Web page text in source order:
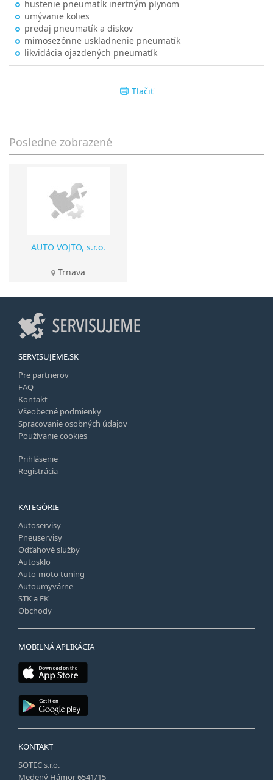
hustenie pneumatík inertným plynom
umývanie kolies
predaj pneumatík a diskov
mimosezónne uskladnenie pneumatík
likvidácia ojazdených pneumatík
Tlačiť
Posledne zobrazené
AUTO VOJTO, s.r.o.
Trnava
SERVISUJEME.SK
Pre partnerov
FAQ
Kontakt
Všeobecné podmienky
Spracovanie osobných údajov
Používanie cookies
Prihlásenie
Registrácia
KATEGÓRIE
Autoservisy
Pneuservisy
Odťahové služby
Autosklo
Auto-moto tuning
Autoumyvárne
STK a EK
Obchody
MOBILNÁ APLIKÁCIA
KONTAKT
SOTEC s.r.o.
Medený Hámor 6541/15